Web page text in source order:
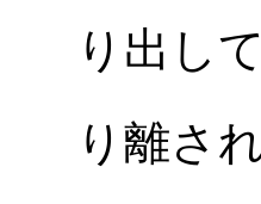
り出し
り離さ